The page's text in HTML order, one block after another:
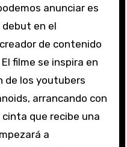
anunciar es
debut en el
de contenido
filme se inspira en
de los youtubers
arrancando con
que recibe una
a